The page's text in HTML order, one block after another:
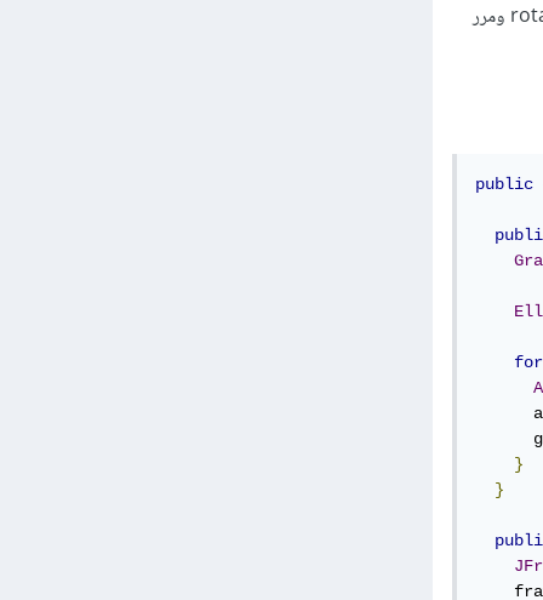
واستدعي الدالة getTranslateInstance (وهي دالة Static) وحدد مقدار التحريك ثم استدعي الدالة rotate ومرر
public
for
}
}